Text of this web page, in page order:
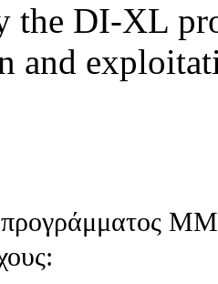
the DI-XL
and